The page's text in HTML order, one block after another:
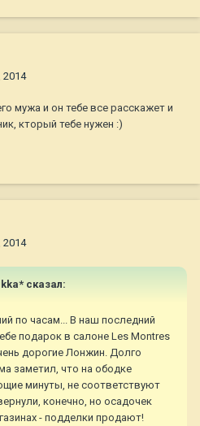
2014
мужа и он тебе все расскажет и
кторый тебе нужен :)
2014
сказал:
по часам... В наш последний
подарок в салоне Les Montres
дорогие Лонжин. Долго
заметил, что на ободке
минуты, не соответствуют
конечно, но осадочек
- подделки продают!